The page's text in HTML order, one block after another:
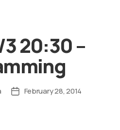
20:30 –
PostFebruary 28, 2014